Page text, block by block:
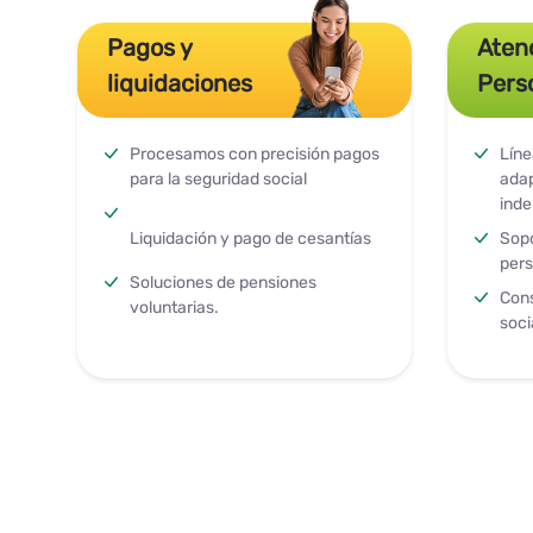
Pagos y
liquidaciones
Procesamos con precisión pagos
para la seguridad social
Liquidación y pago de cesantías
Soluciones de pensiones
voluntarias.